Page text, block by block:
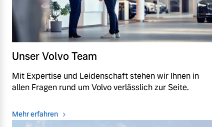
Unser Volvo Team
Mit Expertise und Leidenschaft stehen wir Ihnen in
allen Fragen rund um Volvo verlässlich zur Seite.
Mehr erfahren